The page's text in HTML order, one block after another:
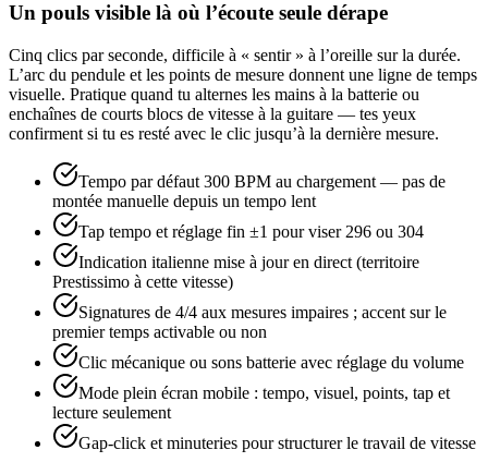
Un pouls visible là où l’écoute seule dérape
Cinq clics par seconde, difficile à « sentir » à l’oreille sur la durée.
L’arc du pendule et les points de mesure donnent une ligne de temps
visuelle. Pratique quand tu alternes les mains à la batterie ou
enchaînes de courts blocs de vitesse à la guitare — tes yeux
confirment si tu es resté avec le clic jusqu’à la dernière mesure.
Tempo par défaut 300 BPM au chargement — pas de
montée manuelle depuis un tempo lent
Tap tempo et réglage fin ±1 pour viser 296 ou 304
Indication italienne mise à jour en direct (territoire
Prestissimo à cette vitesse)
Signatures de 4/4 aux mesures impaires ; accent sur le
premier temps activable ou non
Clic mécanique ou sons batterie avec réglage du volume
Mode plein écran mobile : tempo, visuel, points, tap et
lecture seulement
Gap-click et minuteries pour structurer le travail de vitesse